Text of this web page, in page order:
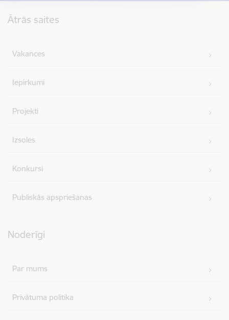
Ātrās saites
Vakances
Iepirkumi
Projekti
Izsoles
Konkursi
Publiskās apspriešanas
Noderīgi
Par mums
Privātuma politika